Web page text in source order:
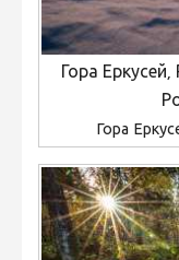
Гора
Гора